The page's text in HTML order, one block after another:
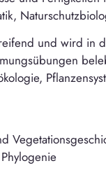
und wird in